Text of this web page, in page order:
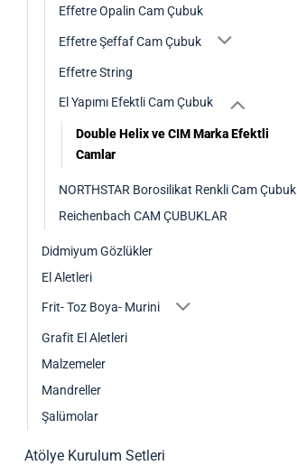
Effetre Opalin Cam Çubuk
Effetre Şeffaf Cam Çubuk
Effetre String
El Yapımı Efektli Cam Çubuk
Double Helix ve CIM Marka Efektli
Camlar
NORTHSTAR Borosilikat Renkli Cam Çubuk
Reichenbach CAM ÇUBUKLAR
Didmiyum Gözlükler
El Aletleri
Frit- Toz Boya- Murini
Grafit El Aletleri
Malzemeler
Mandreller
Şalümolar
Atölye Kurulum Setleri